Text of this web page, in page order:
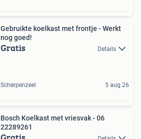
Gebruikte koelkast met frontje - Werkt
nog goed!
Gratis Details
Scherpenzeel 5 aug 26
Bosch Koelkast met vriesvak - 06
22289261